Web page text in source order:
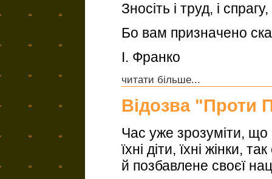
Зносiть i труд, i
Бо вам призначено
І. Франко
читати більше...
Відозва "Проти
Час уже зрозуміти,
їхні діти, їхні жінки,
й позбавлене своєї